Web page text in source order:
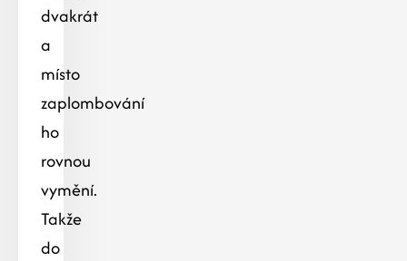
dvakrát
a
místo
zaplombování
ho
rovnou
vymění.
Takže
do